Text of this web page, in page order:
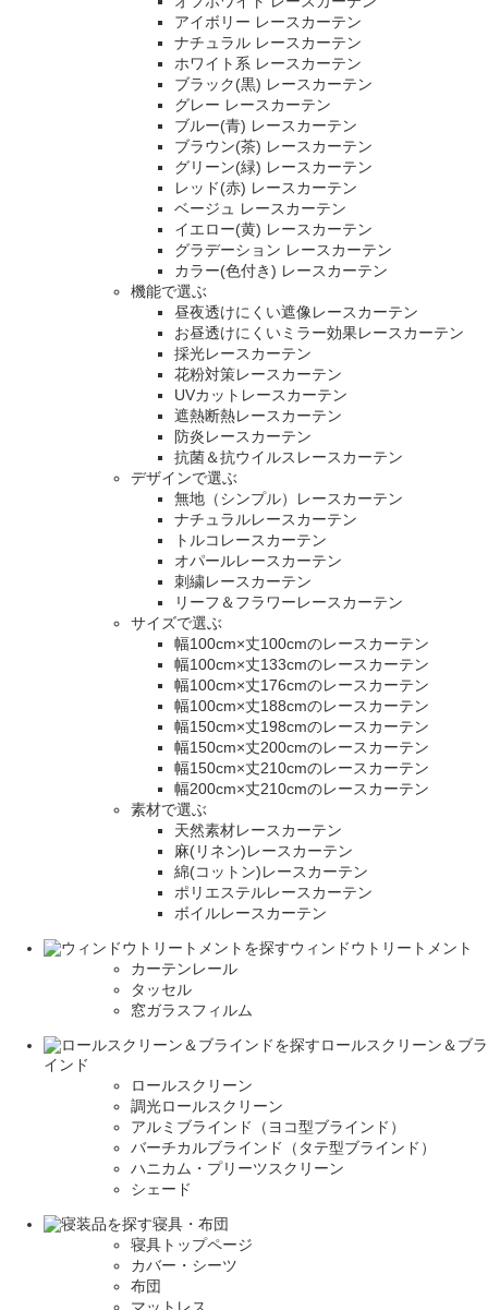
アイボリー レースカーテン
ナチュラル レースカーテン
ホワイト系 レースカーテン
ブラック(黒) レースカーテン
グレー レースカーテン
ブルー(青) レースカーテン
ブラウン(茶) レースカーテン
グリーン(緑) レースカーテン
レッド(赤) レースカーテン
ベージュ レースカーテン
イエロー(黄) レースカーテン
グラデーション レースカーテン
カラー(色付き) レースカーテン
機能で選ぶ
昼夜透けにくい遮像レースカーテン
お昼透けにくいミラー効果レースカーテン
採光レースカーテン
花粉対策レースカーテン
UVカットレースカーテン
遮熱断熱レースカーテン
防炎レースカーテン
抗菌＆抗ウイルスレースカーテン
デザインで選ぶ
無地（シンプル）レースカーテン
ナチュラルレースカーテン
トルコレースカーテン
オパールレースカーテン
刺繍レースカーテン
リーフ＆フラワーレースカーテン
サイズで選ぶ
幅100cm×丈100cmのレースカーテン
幅100cm×丈133cmのレースカーテン
幅100cm×丈176cmのレースカーテン
幅100cm×丈188cmのレースカーテン
幅150cm×丈198cmのレースカーテン
幅150cm×丈200cmのレースカーテン
幅150cm×丈210cmのレースカーテン
幅200cm×丈210cmのレースカーテン
素材で選ぶ
天然素材レースカーテン
麻(リネン)レースカーテン
綿(コットン)レースカーテン
ポリエステルレースカーテン
ボイルレースカーテン
ウィンドウトリートメント
カーテンレール
タッセル
窓ガラスフィルム
ロールスクリーン＆ブラ
インド
ロールスクリーン
調光ロールスクリーン
アルミブラインド（ヨコ型ブラインド）
バーチカルブラインド（タテ型ブラインド）
ハニカム・プリーツスクリーン
シェード
寝具・布団
寝具トップページ
カバー・シーツ
布団
マットレス